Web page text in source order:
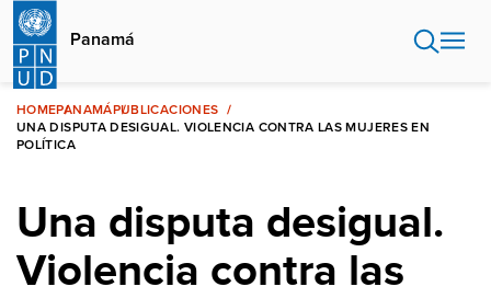
Pasar
contenido
principal
Panamá
HOMEPANAMÁPUBLICACIONES
UNA DISPUTA DESIGUAL. VIOLENCIA CONTRA LAS MUJERES EN
POLÍTICA
Una disputa desigual.
Violencia contra las